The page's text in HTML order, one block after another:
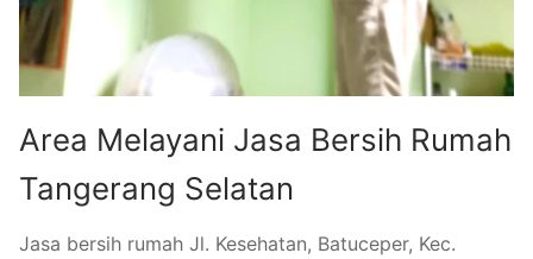
Area Melayani Jasa Bersih Rumah
Tangerang Selatan
Jasa bersih rumah Jl. Kesehatan, Batuceper, Kec.